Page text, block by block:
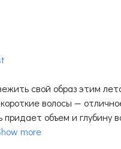
свой образ этим
волосы —
придает объем и глубину
more